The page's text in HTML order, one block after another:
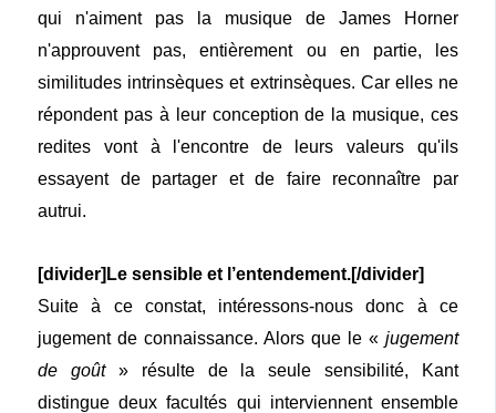
qui n'aiment pas la musique de James Horner
n'approuvent pas, entièrement ou en partie, les
similitudes intrinsèques et extrinsèques. Car elles ne
répondent pas à leur conception de la musique, ces
redites vont à l'encontre de leurs valeurs qu'ils
essayent de partager et de faire reconnaître par
autrui.
[divider]Le sensible et l’entendement.[/divider]
Suite à ce constat, intéressons-nous donc à ce
jugement de connaissance. Alors que le « jugement
de goût » résulte de la seule sensibilité, Kant
distingue deux facultés qui interviennent ensemble